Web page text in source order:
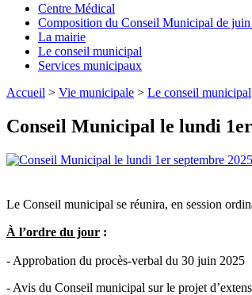
Centre Médical
Composition du Conseil Municipal de
La mairie
Le conseil municipal
Services municipaux
Accueil > Vie municipale > Le conseil municipal
Conseil Municipal le lundi
Le Conseil municipal se réunira, en session
À l’ordre du jour :
- Approbation du procès-verbal du 30 juin 2025
- Avis du Conseil municipal sur le projet